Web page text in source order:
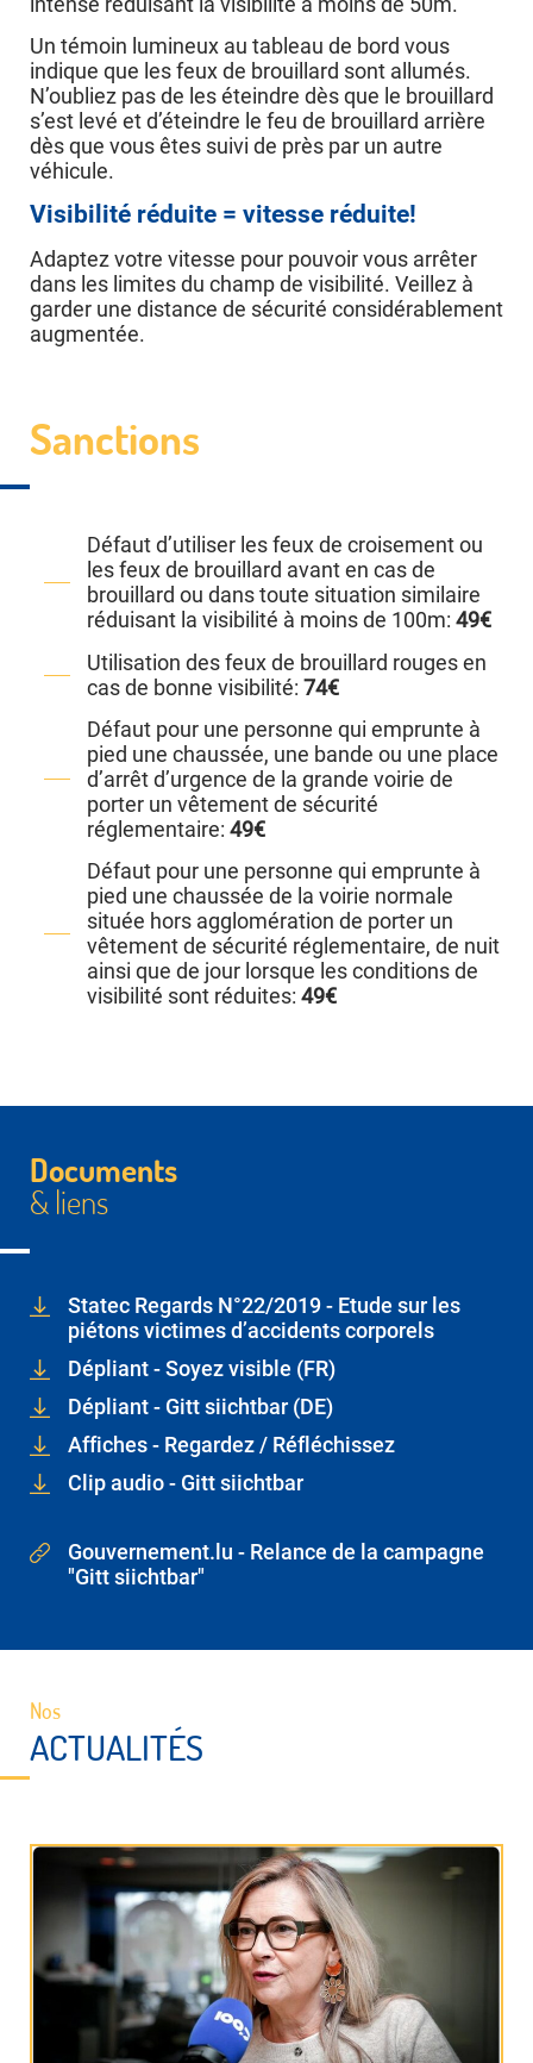
Un témoin lumineux au tableau de bord vous
indique que les feux de brouillard sont allumés.
N’oubliez pas de les éteindre dès que le brouillard
s’est levé et d’éteindre le feu de brouillard arrière
dès que vous êtes suivi de près par un autre
véhicule.
Visibilité réduite = vitesse réduite!
Adaptez votre vitesse pour pouvoir vous arrêter
dans les limites du champ de visibilité. Veillez à
garder une distance de sécurité considérablement
augmentée.
Sanctions
Défaut d’utiliser les feux de croisement ou
les feux de brouillard avant en cas de
brouillard ou dans toute situation similaire
réduisant la visibilité à moins de 100m: 49€
Utilisation des feux de brouillard rouges en
cas de bonne visibilité: 74€
Défaut pour une personne qui emprunte à
pied une chaussée, une bande ou une place
d’arrêt d’urgence de la grande voirie de
porter un vêtement de sécurité
réglementaire: 49€
Défaut pour une personne qui emprunte à
pied une chaussée de la voirie normale
située hors agglomération de porter un
vêtement de sécurité réglementaire, de nuit
ainsi que de jour lorsque les conditions de
visibilité sont réduites: 49€
Documents
& liens
Statec Regards N°22/2019 - Etude sur les
piétons victimes d’accidents corporels
Dépliant - Soyez visible (FR)
Dépliant - Gitt siichtbar (DE)
Affiches - Regardez / Réfléchissez
Clip audio - Gitt siichtbar
Gouvernement.lu - Relance de la campagne
"Gitt siichtbar"
Nos
ACTUALITÉS